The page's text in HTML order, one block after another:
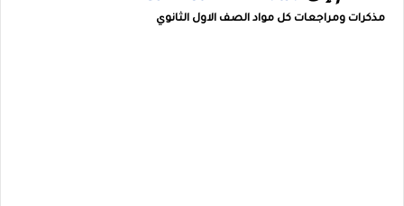
مذكرات ومراجعات كل مواد الصف الاول الثانوي